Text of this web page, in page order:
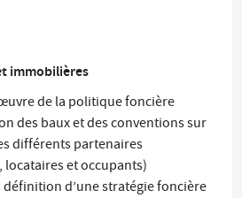
immobilières
de la politique foncière
des baux et des conventions sur
différents partenaires
et occupants)
définition d’une stratégie foncière